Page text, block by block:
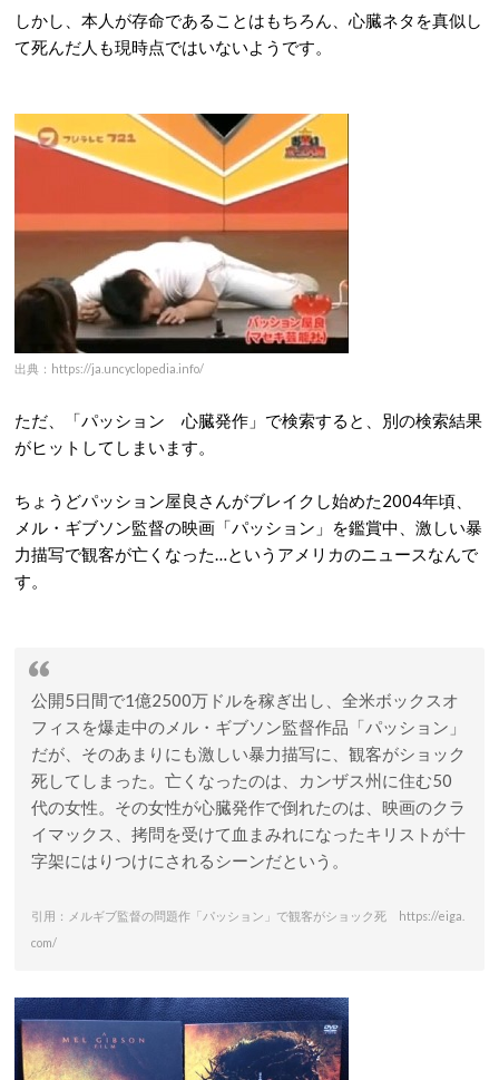
しかし、本人が存命であることはもちろん、心臓ネタを真似し
て死んだ人も現時点ではいないようです。
出典：https://ja.uncyclopedia.info/
ただ、「パッション 心臓発作」で検索すると、別の検索結果
がヒットしてしまいます。
ちょうどパッション屋良さんがブレイクし始めた2004年頃、
メル・ギブソン監督の映画「パッション」を鑑賞中、激しい暴
力描写で観客が亡くなった…というアメリカのニュースなんで
す。
公開5日間で1億2500万ドルを稼ぎ出し、全米ボックスオ
フィスを爆走中のメル・ギブソン監督作品「パッション」
だが、そのあまりにも激しい暴力描写に、観客がショック
死してしまった。亡くなったのは、カンザス州に住む50
代の女性。その女性が心臓発作で倒れたのは、映画のクラ
イマックス、拷問を受けて血まみれになったキリストが十
字架にはりつけにされるシーンだという。
引用：メルギブ監督の問題作「パッション」で観客がショック死 https://eiga.
com/